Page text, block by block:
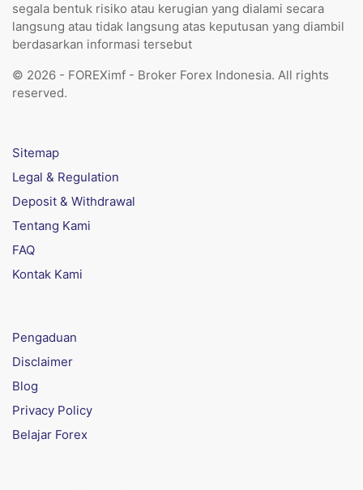
segala bentuk risiko atau kerugian yang dialami secara
langsung atau tidak langsung atas keputusan yang diambil
berdasarkan informasi tersebut
© 2026 - FOREXimf - Broker Forex Indonesia. All rights
reserved.
Sitemap
Legal & Regulation
Deposit & Withdrawal
Tentang Kami
FAQ
Kontak Kami
Pengaduan
Disclaimer
Blog
Privacy Policy
Belajar Forex